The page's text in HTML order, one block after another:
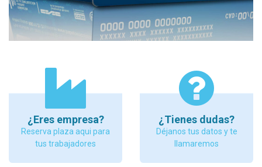
¿Eres empresa?
Reserva plaza aqui para
tus trabajadores
¿Tienes dudas?
Déjanos tus datos y te
llamaremos